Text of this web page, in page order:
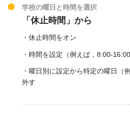
学校の曜日と時間を選択
「休止時間」から
・休止時間をオン
・時間を設定（例えば，8:00-16:00
・曜日別に設定から特定の曜日（
外す